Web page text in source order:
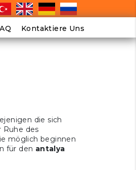
Kontaktiere Uns
die sich
Ruhe des
möglich beginnen
für den antalya